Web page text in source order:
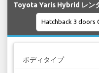
Toyota Yaris Hybrid レン
ボディタイプ